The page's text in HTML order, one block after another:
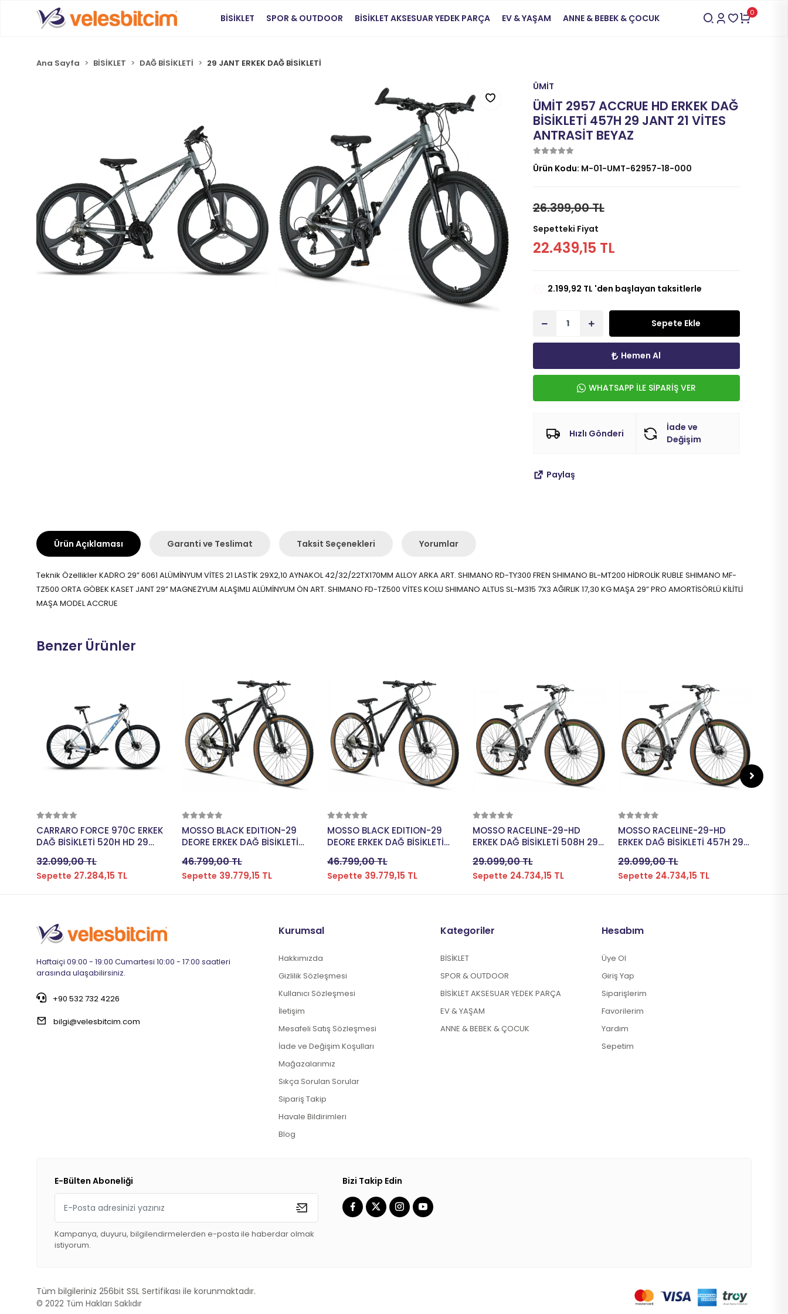
BİSİKLET SPOR & OUTDOOR BİSİKLET AKSESUAR YEDEK PARÇA EV & YAŞAM ANNE & BEBEK & ÇOCUK 0
Ana Sayfa BİSİKLET DAĞ BİSİKLETİ 29 JANT ERKEK DAĞ BİSİKLETİ
ÜMİT
ÜMİT 2957 ACCRUE HD ERKEK DAĞ
BİSİKLETİ 457H 29 JANT 21 VİTES
ANTRASİT BEYAZ
Ürün Kodu: M-01-UMT-62957-18-000
26.399,00 TL
Sepetteki Fiyat
22.439,15 TL
2.199,92 TL 'den başlayan taksitlerle
Sepete Ekle
Hemen Al
WHATSAPP İLE SİPARİŞ VER
Hızlı Gönderi
İade ve
Değişim
Paylaş
Ürün Açıklaması Garanti ve Teslimat Taksit Seçenekleri Yorumlar
Teknik Özellikler KADRO 29” 6061 ALÜMİNYUM VİTES 21 LASTİK 29X2,10 AYNAKOL 42/32/22TX170MM ALLOY ARKA ART. SHIMANO RD-TY300 FREN SHIMANO BL-MT200 HİDROLİK RUBLE SHIMANO MF-
TZ500 ORTA GÖBEK KASET JANT 29” MAGNEZYUM ALAŞIMLI ALÜMİNYUM ÖN ART. SHIMANO FD-TZ500 VİTES KOLU SHIMANO ALTUS SL-M315 7X3 AĞIRLIK 17,30 KG MAŞA 29” PRO AMORTİSÖRLÜ KİLİTLİ
MAŞA MODEL ACCRUE
Benzer Ürünler
CARRARO FORCE 970C ERKEK
DAĞ BİSİKLETİ 520H HD 29
AÇIK MAVİ
32.099,00 TL
Sepette 27.284,15 TL
MOSSO BLACK EDITION-29
DEORE ERKEK DAĞ BİSİKLETİ
MAT SİYAH CHROME
46.799,00 TL
Sepette 39.779,15 TL
MOSSO BLACK EDITION-29
DEORE ERKEK DAĞ BİSİKLETİ
MAT SİYAH CHROME
46.799,00 TL
Sepette 39.779,15 TL
MOSSO RACELINE-29-HD
ERKEK DAĞ BİSİKLETİ 508H 29
GREY
29.099,00 TL
Sepette 24.734,15 TL
MOSSO RACELINE-29-HD
ERKEK DAĞ BİSİKLETİ 457H 29
GREY
29.099,00 TL
Sepette 24.734,15 TL
Haftaiçi 09:00 - 19:00 Cumartesi 10:00 - 17:00 saatleri
arasında ulaşabilirsiniz.
+90 532 732 4226
bilgi@velesbitcim.com
Kurumsal
Hakkımızda
Gizlilik Sözleşmesi
Kullanıcı Sözleşmesi
İletişim
Mesafeli Satış Sözleşmesi
İade ve Değişim Koşulları
Mağazalarımız
Sıkça Sorulan Sorular
Sipariş Takip
Havale Bildirimleri
Blog
Kategoriler
BİSİKLET
SPOR & OUTDOOR
BİSİKLET AKSESUAR YEDEK PARÇA
EV & YAŞAM
ANNE & BEBEK & ÇOCUK
Hesabım
Üye Ol
Giriş Yap
Siparişlerim
Favorilerim
Yardım
Sepetim
E-Bülten Aboneliği
Kampanya, duyuru, bilgilendirmelerden e-posta ile haberdar olmak
istiyorum.
Bizi Takip Edin
Tüm bilgileriniz 256bit SSL Sertifikası ile korunmaktadır.
© 2022 Tüm Hakları Saklıdır